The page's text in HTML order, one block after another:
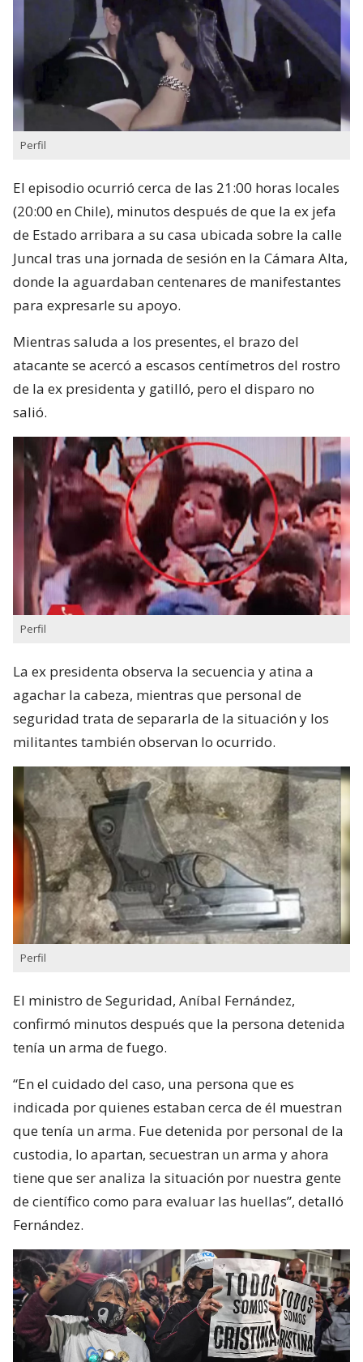
Perfil
El episodio ocurrió cerca de las 21:00 horas locales
(20:00 en Chile), minutos después de que la ex jefa
de Estado arribara a su casa ubicada sobre la calle
Juncal tras una jornada de sesión en la Cámara Alta,
donde la aguardaban centenares de manifestantes
para expresarle su apoyo.
Mientras saluda a los presentes, el brazo del
atacante se acercó a escasos centímetros del rostro
de la ex presidenta y gatilló, pero el disparo no
salió.
Perfil
La ex presidenta observa la secuencia y atina a
agachar la cabeza, mientras que personal de
seguridad trata de separarla de la situación y los
militantes también observan lo ocurrido.
Perfil
El ministro de Seguridad, Aníbal Fernández,
confirmó minutos después que la persona detenida
tenía un arma de fuego.
“En el cuidado del caso, una persona que es
indicada por quienes estaban cerca de él muestran
que tenía un arma. Fue detenida por personal de la
custodia, lo apartan, secuestran un arma y ahora
tiene que ser analiza la situación por nuestra gente
de científico como para evaluar las huellas”, detalló
Fernández.